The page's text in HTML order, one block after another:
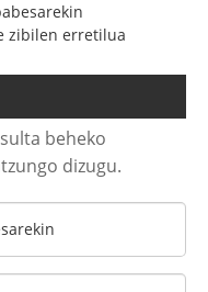
zibilen erretilua
beheko
dizugu.